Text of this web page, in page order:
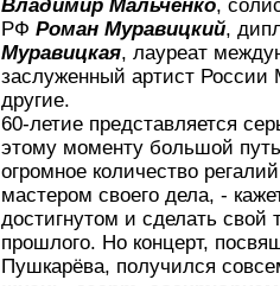
Владимир Мальченко,
РФ Роман Муравицкий,
Муравицкая, лауреат
заслуженный артист России
другие.
60-летие представляется
этому моменту большой
огромное количество
мастером своего дела, -
достигнутом и сделать свой
прошлого. Но концерт,
Пушкарёва, получился